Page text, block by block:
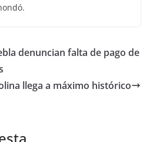
denuncian falta de pago de
llega a máximo histórico